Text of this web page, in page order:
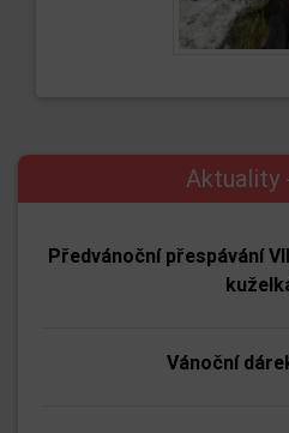
Aktuality
Předvánoční přespávání
Vánoční